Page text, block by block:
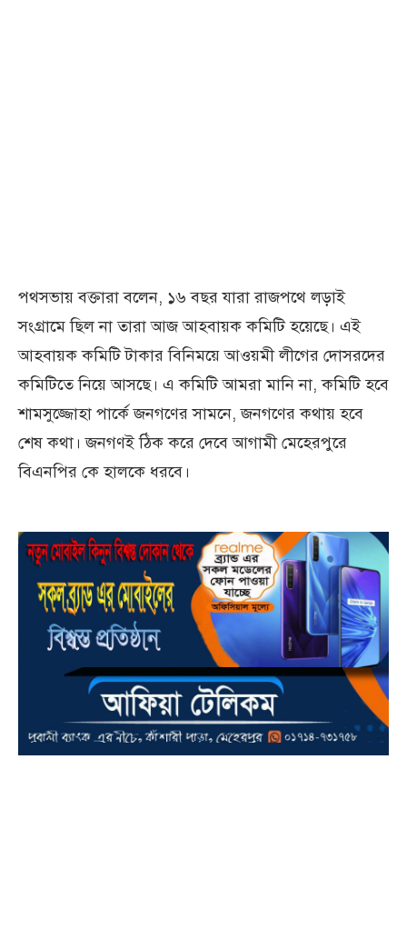
পথসভায় বক্তারা বলেন, ১৬ বছর যারা রাজপথে লড়াই
সংগ্রামে ছিল না তারা আজ আহবায়ক কমিটি হয়েছে। এই
আহবায়ক কমিটি টাকার বিনিময়ে আওয়মী লীগের দোসরদের
কমিটিতে নিয়ে আসছে। এ কমিটি আমরা মানি না, কমিটি হবে
শামসুজ্জোহা পার্কে জনগণের সামনে, জনগণের কথায় হবে
শেষ কথা। জনগণই ঠিক করে দেবে আগামী মেহেরপুরে
বিএনপির কে হালকে ধরবে।